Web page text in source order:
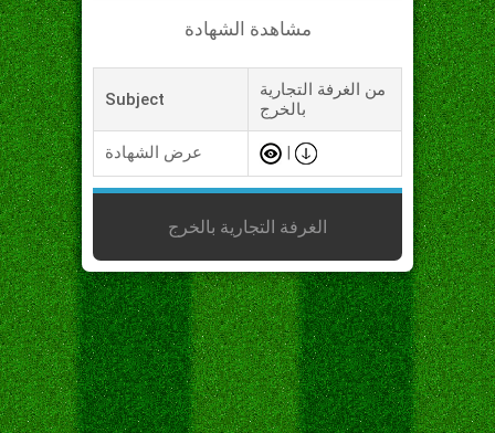
مشاهدة الشهادة
Subject
من الغرفة التجارية
بالخرج
عرض الشهادة
الغرفة التجارية بالخرج